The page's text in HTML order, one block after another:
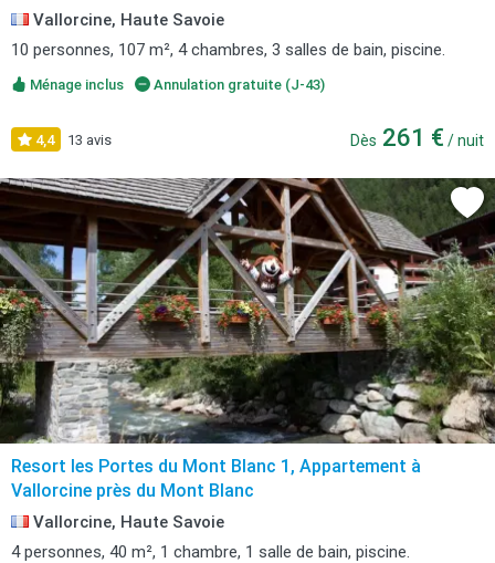
Vallorcine, Haute Savoie
10 personnes, 107 m², 4 chambres, 3 salles de bain, piscine.
Ménage inclus Annulation gratuite (J-43)
4,4 13 avis Dès 261 € / nuit
Resort les Portes du Mont Blanc 1, Appartement à
Vallorcine près du Mont Blanc
Vallorcine, Haute Savoie
4 personnes, 40 m², 1 chambre, 1 salle de bain, piscine.